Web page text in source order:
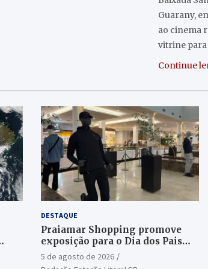
Guarany,
ao cinema
vitrine
Continue
DESTAQUE
Praiamar Shopping promove
exposição para o Dia dos Pais
em Santos
5 de agosto de 2026